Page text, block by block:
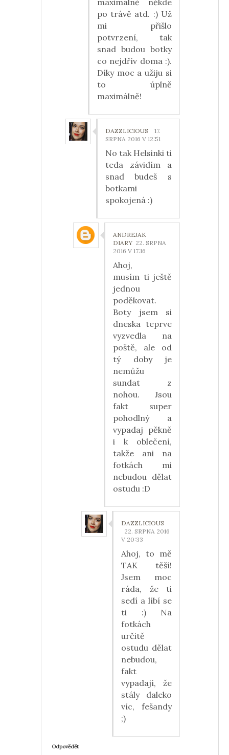
maximálně někde
po trávě atd. :) Už
mi přišlo
potvrzení, tak
snad budou botky
co nejdřív doma :).
Díky moc a užiju si
to úplně
maximálně!
DAZZLICIOUS
17.
SRPNA 2016 V 12:51
No tak Helsinki ti
teda závidím a
snad budeš s
botkami
spokojená :)
ANDREJAK
DIARY 22. SRPNA
2016 V 17:16
Ahoj,
musím ti ještě
jednou
poděkovat.
Boty jsem si
dneska teprve
vyzvedla na
poště, ale od
tý doby je
nemůžu
sundat z
nohou. Jsou
fakt super
pohodlný a
vypadaj pěkně
i k oblečení,
takže ani na
fotkách mi
nebudou dělat
ostudu :D
DAZZLICIOUS
22. SRPNA 2016
V 20:33
Ahoj, to mě
TAK těší!
Jsem moc
ráda, že ti
sedí a líbí se
ti :) Na
fotkách
určitě
ostudu dělat
nebudou,
fakt
vypadají, že
stály daleko
víc, fešandy
;)
Odpovědět